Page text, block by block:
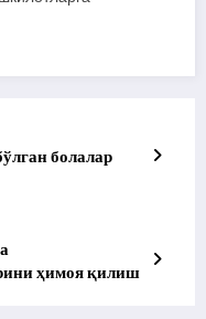
болалар
ҳимоя қилиш